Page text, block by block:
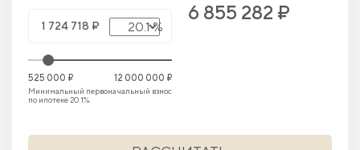
20.1 %
525 000 ₽
12 000 000 ₽
Минимальный первоначальный взнос
по ипотеке 20.1%.
6 855 282 ₽